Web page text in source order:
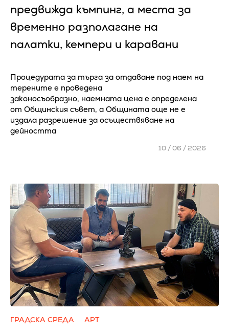
предвижда къмпинг, а места за
временно разполагане на
палатки, кемпери и каравани
Процедурата за търга за отдаване под наем на
терените е проведена
законосъобразно, наемната цена е определена
от Общинския съвет, а Общината още не е
издала разрешение за осъществяване на
дейността
10 / 06 / 2026
ГРАДСКА СРЕДА АРТ